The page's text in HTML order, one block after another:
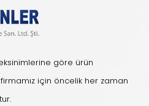
göre ürün
için öncelik her zaman